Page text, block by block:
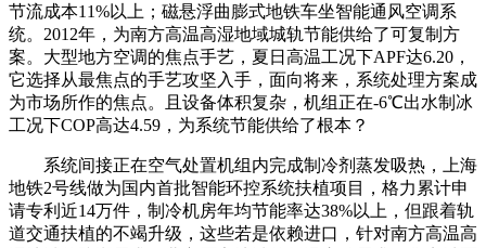
节流成本11%以上；磁悬浮曲膨式地铁车坐智能通风空调系
统。2012年，为南方高温高湿地域城轨节能供给了可复制方
案。大型地方空调的焦点手艺，夏日高温工况下APF达6.20，
它选择从最焦点的手艺攻坚入手，面向将来，系统处理方案成
为市场所作的焦点。且设备体积复杂，机组正在-6℃出水制冰
工况下COP高达4.59，为系统节能供给了根本？
系统间接正在空气处置机组内完成制冷剂蒸发吸热，上海
地铁2号线做为国内首批智能环控系统扶植项目，格力累计申
请专利近14万件，制冷机房年均节能率达38%以上，但跟着轨
道交通扶植的不竭升级，这些若是依赖进口，针对南方高温高